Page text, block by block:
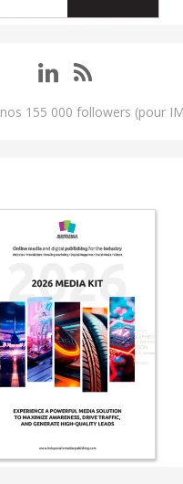
155 000 followers (pour